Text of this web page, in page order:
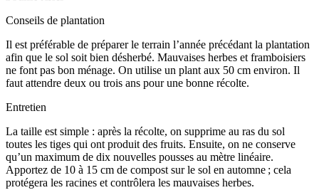
Conseils de plantation
Il est préférable de préparer le terrain l’année précédant la plantation
afin que le sol soit bien désherbé. Mauvaises herbes et framboisiers
ne font pas bon ménage. On utilise un plant aux 50 cm environ. Il
faut attendre deux ou trois ans pour une bonne récolte.
Entretien
La taille est simple : après la récolte, on supprime au ras du sol
toutes les tiges qui ont produit des fruits. Ensuite, on ne conserve
qu’un maximum de dix nouvelles pousses au mètre linéaire.
Apportez de 10 à 15 cm de compost sur le sol en automne ; cela
protégera les racines et contrôlera les mauvaises herbes.